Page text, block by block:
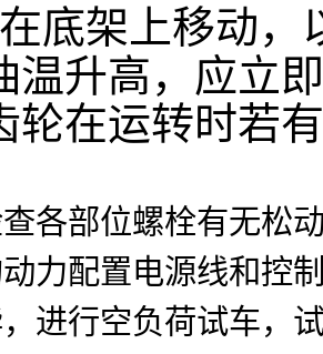
底架上移动，
温升高，应立
轮在运转时若
各部位螺栓有无松
力配置电源线和控
进行空负荷试车，